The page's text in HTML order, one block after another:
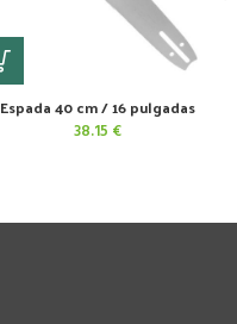
Espada 40 cm / 16 pulgadas
38.15 €